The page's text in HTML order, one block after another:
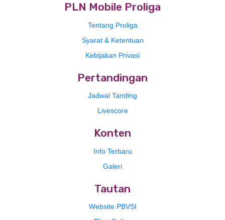
PLN Mobile Proliga
Tentang Proliga
Syarat & Ketentuan
Kebijakan Privasi
Pertandingan
Jadwal Tanding
Livescore
Konten
Info Terbaru
Galeri
Tautan
Website PBVSI